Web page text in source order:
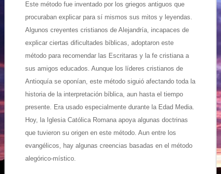
Este método fue inventado por los griegos antiguos que
procuraban explicar para sí mismos sus mitos y leyendas.
Algunos creyentes cristianos de Alejandría, incapaces de
explicar ciertas dificultades bíblicas, adoptaron este
método para recomendar las Escritaras y la fe cristiana a
sus amigos educados. Aunque los líderes cristianos de
Antioquía se oponían, este método siguió afectando toda la
historia de la interpretación bíblica, aun hasta el tiempo
presente. Era usado especialmente durante la Edad Media.
Hoy, la Iglesia Católica Romana apoya algunas doctrinas
que tuvieron su origen en este método. Aun entre los
evangélicos, hay algunas creencias basadas en el método
alegórico-místico.